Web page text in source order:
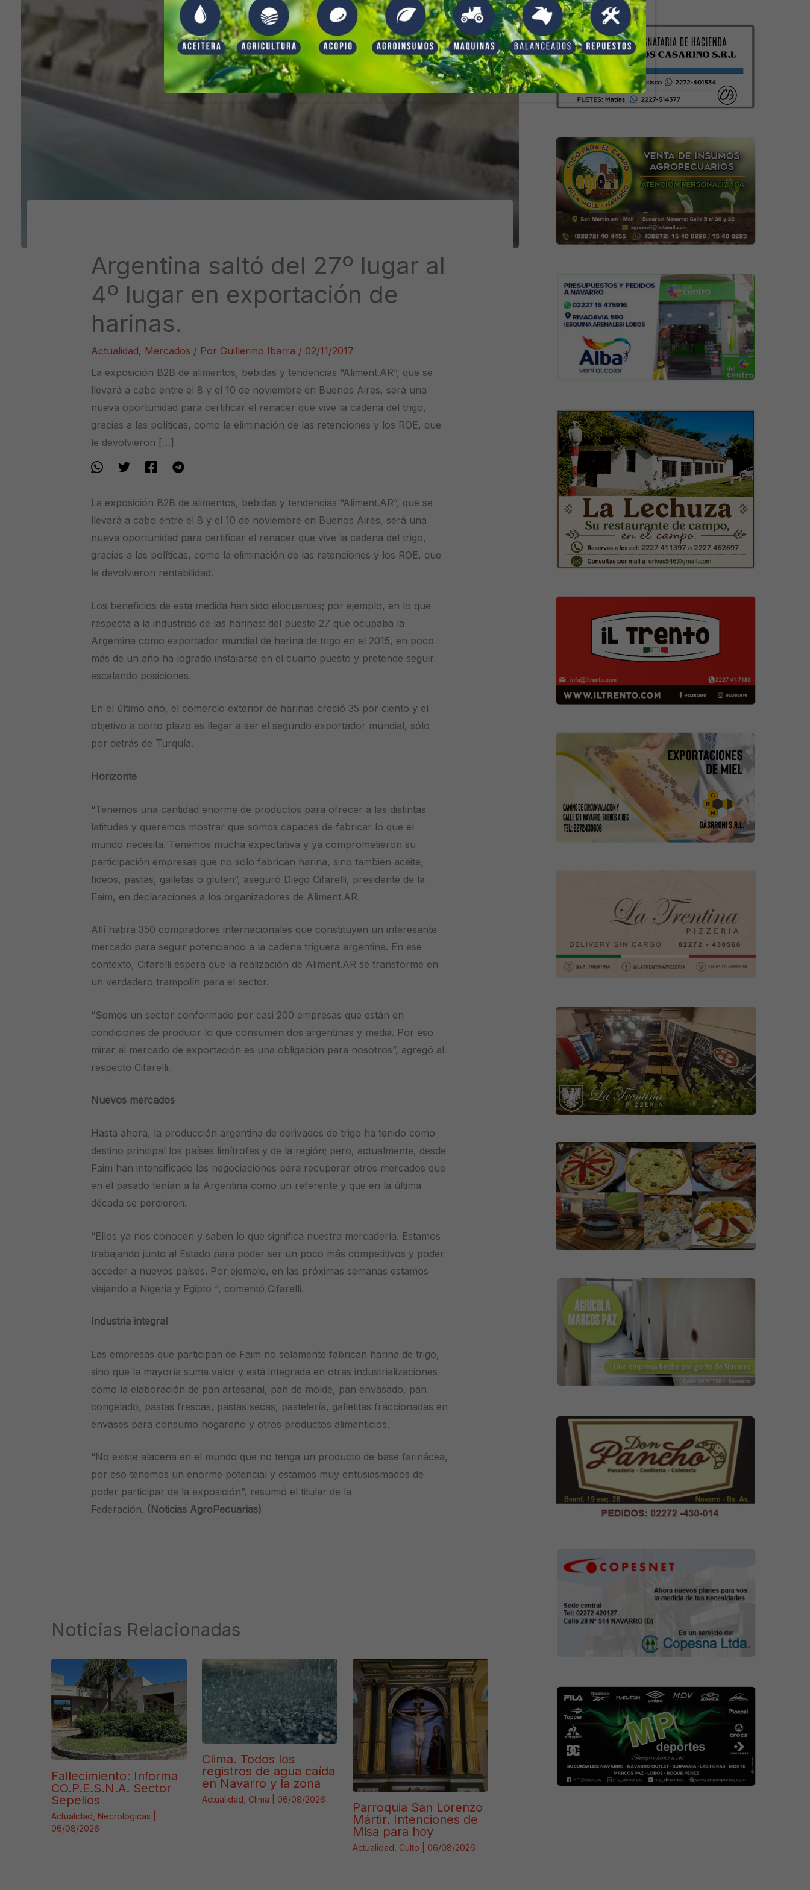
Argentina saltó del 27º lugar al
4º lugar en exportación de
harinas.
Actualidad, Mercados / Por Guillermo Ibarra /02/11/2017
La exposición B2B de alimentos, bebidas y tendencias “Aliment.AR”, que se
llevará a cabo entre el 8 y el 10 de noviembre en Buenos Aires, será una
nueva oportunidad para certificar el renacer que vive la cadena del trigo,
gracias a las políticas, como la eliminación de las retenciones y los ROE, que
le devolvieron […]
La exposición B2B de alimentos, bebidas y tendencias “Aliment.AR”, que se
llevará a cabo entre el 8 y el 10 de noviembre en Buenos Aires, será una
nueva oportunidad para certificar el renacer que vive la cadena del trigo,
gracias a las políticas, como la eliminación de las retenciones y los ROE, que
le devolvieron rentabilidad.
Los beneficios de esta medida han sido elocuentes; por ejemplo, en lo que
respecta a la industrias de las harinas: del puesto 27 que ocupaba la
Argentina como exportador mundial de harina de trigo en el 2015, en poco
más de un año ha logrado instalarse en el cuarto puesto y pretende seguir
escalando posiciones.
En el último año, el comercio exterior de harinas creció 35 por ciento y el
objetivo a corto plazo es llegar a ser el segundo exportador mundial, sólo
por detrás de Turquía.
Horizonte
“Tenemos una cantidad enorme de productos para ofrecer a las distintas
latitudes y queremos mostrar que somos capaces de fabricar lo que el
mundo necesita. Tenemos mucha expectativa y ya comprometieron su
participación empresas que no sólo fabrican harina, sino también aceite,
fideos, pastas, galletas o gluten”, aseguró Diego Cifarelli, presidente de la
Faim, en declaraciones a los organizadores de Aliment.AR.
Allí habrá 350 compradores internacionales que constituyen un interesante
mercado para seguir potenciando a la cadena triguera argentina. En ese
contexto, Cifarelli espera que la realización de Aliment.AR se transforme en
un verdadero trampolín para el sector.
“Somos un sector conformado por casi 200 empresas que están en
condiciones de producir lo que consumen dos argentinas y media. Por eso
mirar al mercado de exportación es una obligación para nosotros”, agregó al
respecto Cifarelli.
Nuevos mercados
Hasta ahora, la producción argentina de derivados de trigo ha tenido como
destino principal los países limítrofes y de la región; pero, actualmente, desde
Faim han intensificado las negociaciones para recuperar otros mercados que
en el pasado tenían a la Argentina como un referente y que en la última
década se perdieron.
“Ellos ya nos conocen y saben lo que significa nuestra mercadería. Estamos
trabajando junto al Estado para poder ser un poco más competitivos y poder
acceder a nuevos países. Por ejemplo, en las próximas semanas estamos
viajando a Nigeria y Egipto “, comentó Cifarelli.
Industria integral
Las empresas que participan de Faim no solamente fabrican harina de trigo,
sino que la mayoría suma valor y está integrada en otras industrializaciones
como la elaboración de pan artesanal, pan de molde, pan envasado, pan
congelado, pastas frescas, pastas secas, pastelería, galletitas fraccionadas en
envases para consumo hogareño y otros productos alimenticios.
“No existe alacena en el mundo que no tenga un producto de base farinácea,
por eso tenemos un enorme potencial y estamos muy entusiasmados de
poder participar de la exposición”, resumió el titular de la
Federación. (Noticias AgroPecuarias)
Noticias Relacionadas
Fallecimiento: Informa
CO.P.E.S.N.A. Sector
Sepelios
Actualidad Necrológicas
06/08/2026
Clima. Todos los
registros de agua caída
en Navarro y la zona
Actualidad Clima 06/08/2026
Parroquia San Lorenzo
Mártir. Intenciones de
Misa para hoy
Actualidad Culto 06/08/2026